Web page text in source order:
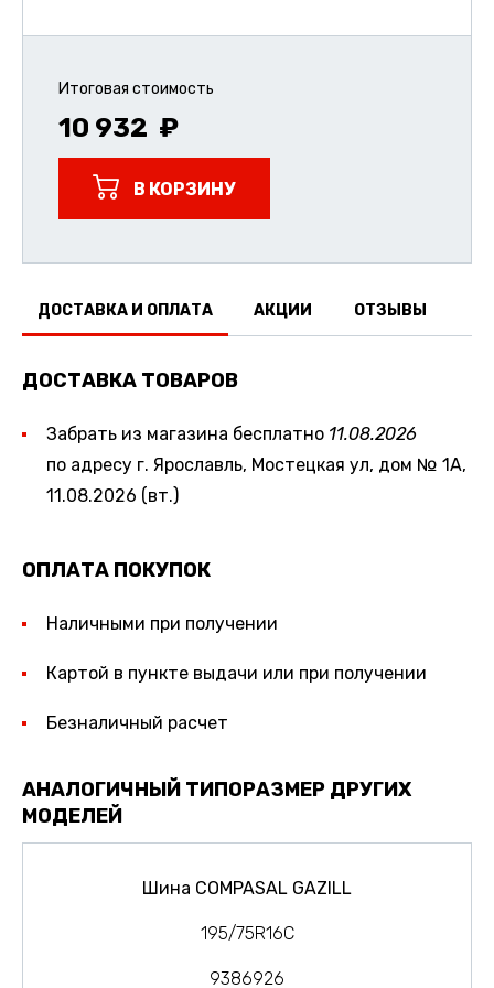
Итоговая стоимость
10 932
В КОРЗИНУ
ДОСТАВКА И ОПЛАТА АКЦИИ ОТЗЫВЫ
ДОСТАВКА ТОВАРОВ
Забрать из магазина бесплатно 11.08.2026
по адресу г. Ярославль, Мостецкая ул, дом № 1А,
11.08.2026 (вт.)
ОПЛАТА ПОКУПОК
Наличными при получении
Картой в пункте выдачи или при получении
Безналичный расчет
АНАЛОГИЧНЫЙ ТИПОРАЗМЕР ДРУГИХ
МОДЕЛЕЙ
Шина COMPASAL GAZILL
195/75R16C
9386926